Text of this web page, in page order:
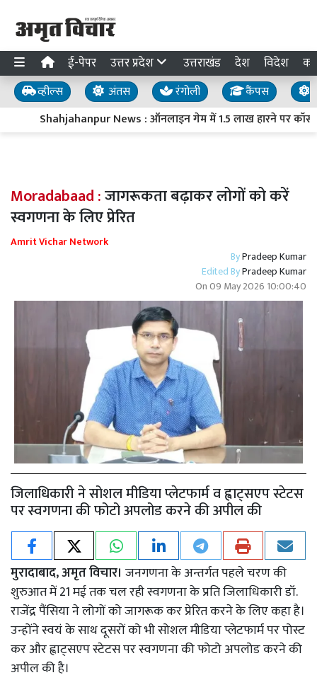
ई-पेपर उत्तर प्रदेश उत्तराखंड देश विदेश
व्हील्स अंतस रंगोली कैंपस
Shahjahanpur News : ऑनलाइन गेम में 1.5 लाख हारने पर
Moradabaad :जागरूकता बढ़ाकर लोगों को करें
स्वगणना के लिए प्रेरित
Amrit Vichar Network
ByPradeep Kumar
Edited ByPradeep Kumar
On09 May 2026 10:00:40
जिलाधिकारी ने सोशल मीडिया प्लेटफार्म व ह्वाट्सएप स्टेटस
पर स्वगणना की फोटो अपलोड करने की अपील की
मुरादाबाद, अमृत विचार। जनगणना के अन्तर्गत पहले चरण की
शुरुआत में 21 मई तक चल रही स्वगणना के प्रति जिलाधिकारी डॉ.
राजेंद्र पैंसिया ने लोगों को जागरूक कर प्रेरित करने के लिए कहा है।
उन्होंने स्वयं के साथ दूसरों को भी सोशल मीडिया प्लेटफार्म पर पोस्ट
कर और ह्वाट्सएप स्टेटस पर स्वगणना की फोटो अपलोड करने की
अपील की है।